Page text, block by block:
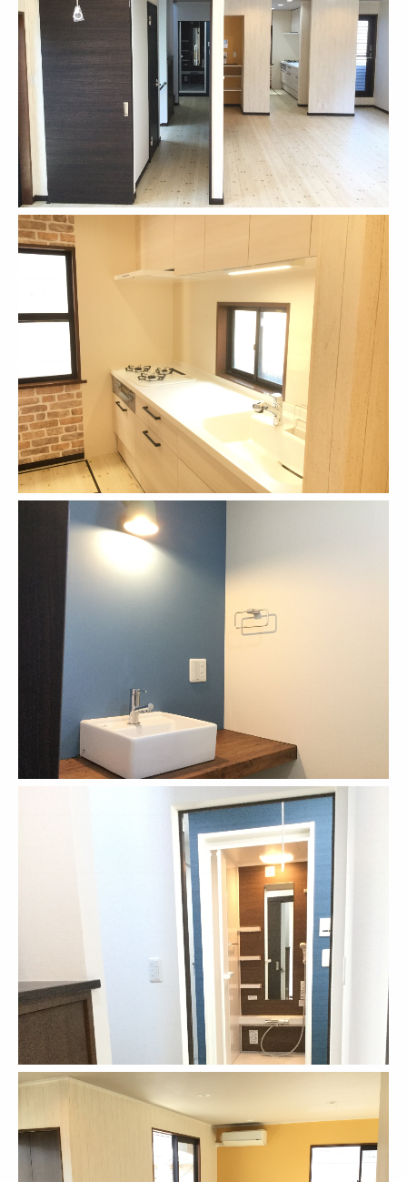
施工事例 （大和市 H邸）
施工事例 （藤沢市 SN邸）
施工事例 （大和市 M邸）
施工事例 （町田市 Y邸）
施工事例 （相模原市南区 S邸）
施工事例 （横浜市中区 S邸）
施工事例 旧リノべる。神奈川 相模大野ショールーム
リノモスの施工事例 【開放感と収納力UP】家族で過ごせる
施工事例 （相模原市 M邸）
施工事例 （横浜市 S邸）
お客様の声
コンテスト紹介
リノモス メディア
よくある質問
取扱いメーカー
プライバシーポリシー
営業支援（会社紹介プレゼン）